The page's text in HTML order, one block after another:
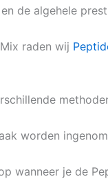
de algehele
raden wij
worden
wanneer je de